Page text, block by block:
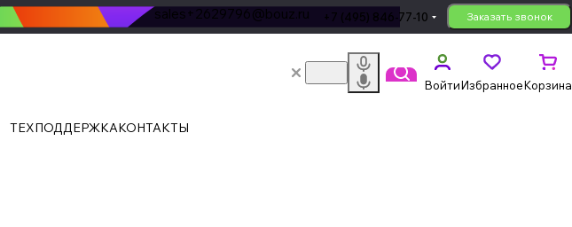
sales+2629796@bouz.ru +7 (495) 846-77-10 Заказать звонок
ВойтиИзбранноеКорзина
ТЕХПОДДЕРЖКАКОНТАКТЫ